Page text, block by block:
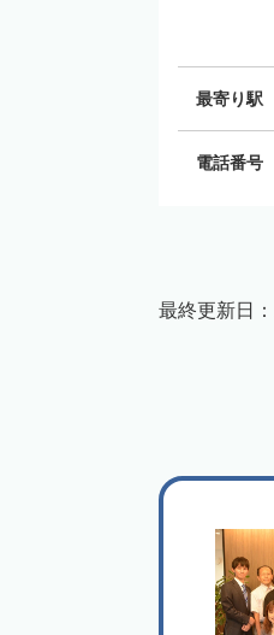
最寄り駅
電話番号
最終更新日：